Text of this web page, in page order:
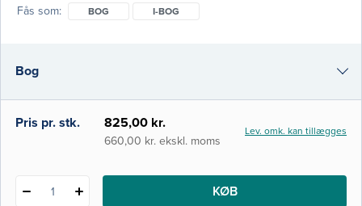
specifikke sygdomslære. Sygdomslære er
kræft. 2) I dette afsnit gennemgås de
specifikke sygdomme i
Fås som BOG I-BOG
Bog
i-bog
Pris pr. stk. 825,00 kr.
660,00 kr. ekskl. moms
Lev. omk. kan tillægges
1 KØB